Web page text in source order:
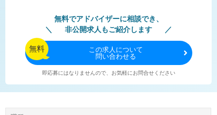
無料でアドバイザーに相談でき、
非公開求人もご紹介します
無料 この求人について
問い合わせる
即応募にはなりませんので、お気軽にお問合せください